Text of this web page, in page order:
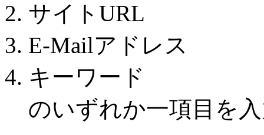
サイトURL
E-Mailアドレス
キーワード
のいずれか一項目を